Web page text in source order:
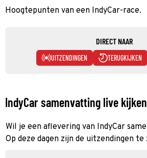
Hoogtepunten van een IndyCar-race.
DIRECT NAAR
UITZENDINGEN TERUGKIJKEN
IndyCar samenvatting live kijken
Wil je een aflevering van IndyCar
Op deze dagen zijn de uitzendingen te